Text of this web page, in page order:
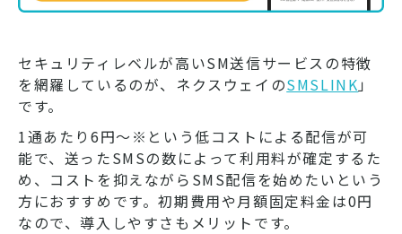
セキュリティレベルが高いSM送信サービスの特徴
を網羅しているのが、ネクスウェイのSMSLINK」
です。
1通あたり6円〜※という低コストによる配信が可
能で、送ったSMSの数によって利用料が確定するた
め、コストを抑えながらSMS配信を始めたいという
方におすすめです。初期費用や月額固定料金は0円
なので、導入しやすさもメリットです。